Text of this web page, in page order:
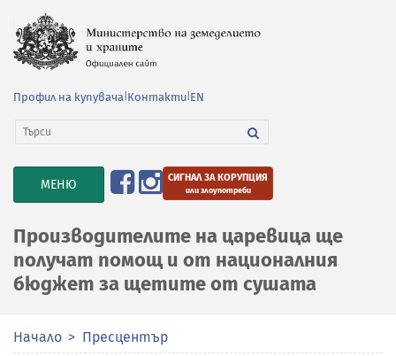
Профил на купувача Контакти EN
TOGGLE
NAVIGATION
МЕНЮ СИГНАЛ ЗА КОРУПЦИЯ
или злоупотреби
Производителите на царевица ще
получат помощ и от националния
бюджет за щетите от сушата
Начало Пресцентър